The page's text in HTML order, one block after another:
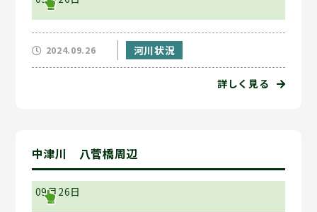
2024.09.26 河川状況
詳しく見る
中津川 八菅橋周辺
09月26日